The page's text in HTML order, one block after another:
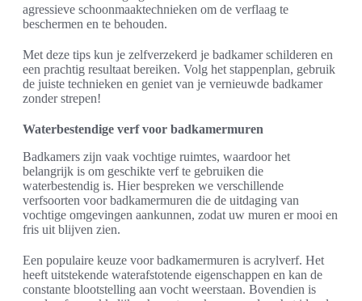
agressieve schoonmaaktechnieken om de verflaag te
beschermen en te behouden.
Met deze tips kun je zelfverzekerd je badkamer schilderen en
een prachtig resultaat bereiken. Volg het stappenplan, gebruik
de juiste technieken en geniet van je vernieuwde badkamer
zonder strepen!
Waterbestendige verf voor badkamermuren
Badkamers zijn vaak vochtige ruimtes, waardoor het
belangrijk is om geschikte verf te gebruiken die
waterbestendig is. Hier bespreken we verschillende
verfsoorten voor badkamermuren die de uitdaging van
vochtige omgevingen aankunnen, zodat uw muren er mooi en
fris uit blijven zien.
Een populaire keuze voor badkamermuren is acrylverf. Het
heeft uitstekende waterafstotende eigenschappen en kan de
constante blootstelling aan vocht weerstaan. Bovendien is